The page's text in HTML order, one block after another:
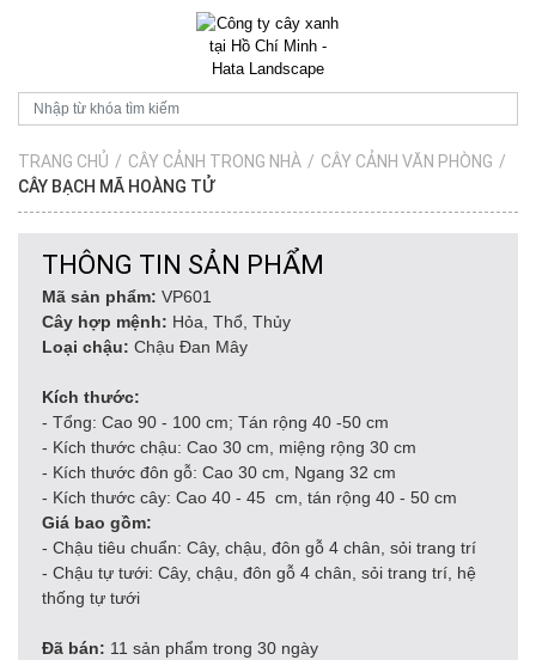
TRANG CHỦ / CÂY CẢNH TRONG NHÀ / CÂY CẢNH VĂN PHÒNG /
CÂY BẠCH MÃ HOÀNG TỬ
THÔNG TIN SẢN PHẨM
Mã sản phẩm: VP601
Cây hợp mệnh: Hỏa, Thổ, Thủy
Loại chậu: Chậu Đan Mây
Kích thước:
- Tổng: Cao 90 - 100 cm; Tán rộng 40 -50 cm
- Kích thước chậu: Cao 30 cm, miệng rộng 30 cm
- Kích thước đôn gỗ: Cao 30 cm, Ngang 32 cm
- Kích thước cây: Cao 40 - 45 cm, tán rộng 40 - 50 cm
Giá bao gồm:
- Chậu tiêu chuẩn: Cây, chậu, đôn gỗ 4 chân, sỏi trang trí
- Chậu tự tưới: Cây, chậu, đôn gỗ 4 chân, sỏi trang trí, hệ
thống tự tưới
Đã bán: 11 sản phẩm trong 30 ngày